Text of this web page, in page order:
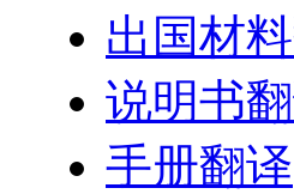
出国材
说明书
手册翻译